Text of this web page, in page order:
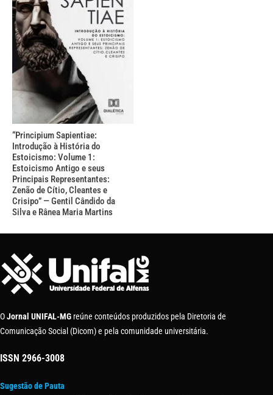
“Principium Sapientiae:
Introdução à História do
Estoicismo: Volume 1:
Estoicismo Antigo e seus
Principais Representantes:
Zenão de Cítio, Cleantes e
Crisipo” — Gentil Cândido da
Silva e Rânea Maria Martins
OJornal UNIFAL-MG reúne conteúdos produzidos pela Diretoria de
Comunicação Social (Dicom) e pela comunidade universitária.
ISSN 2966-3008
Sugestão de Pauta